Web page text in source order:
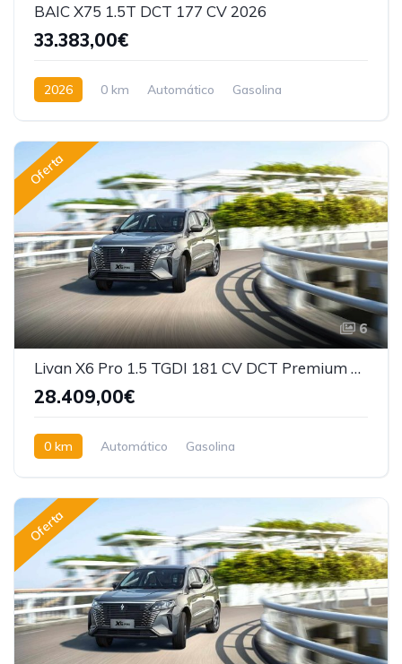
BAIC X75 1.5T DCT 177 CV 2026
33.383,00€
2026 0 km Automático
Gasolina
Oferta
6
Livan X6 Pro 1.5 TGDI 181 CV DCT Premium 2026
28.409,00€
0 km Automático
Gasolina
Oferta